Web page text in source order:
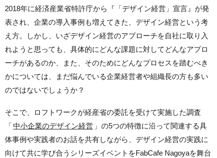
2018年に経済産業省特許庁から『「デザイン経営」宣言』が発
表され、企業の導入事例も増えてきた、デザイン経営という考
え方。しかし、いざデザイン経営のアプローチを自社に取り入
れようと思っても、具体的にどんな課題に対してどんなアプロ
ーチがあるのか、また、そのためにどんなプロセスを踏むべき
かについては、まだ悩んでいる企業経営者や組織長の方も多い
のではないでしょうか？
そこで、ロフトワークが経産省の委託を受けて実施した調査
「中小企業のデザイン経営 」の5つの特徴に沿って関連する具
体事例や実践者のお話を共有しながら、デザイン経営の実践に
向けて共に学び合うシリーズイベントをFabCafe Nagoyaを舞台